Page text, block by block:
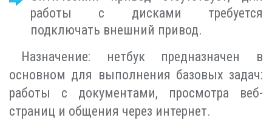
работы с дисками требуется
подключать внешний привод.
Назначение: нетбук предназначен в
основном для выполнения базовых задач:
работы с документами, просмотра веб-
страниц и общения через интернет.